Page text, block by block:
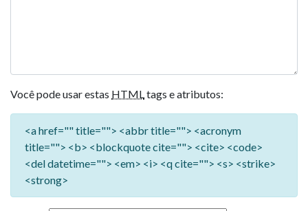
Você pode usar estas HTMLtags e atributos:
<a href="" title=""> <abbr title=""> <acronym
title=""> <b> <blockquote cite=""> <cite> <code>
<del datetime=""> <em> <i> <q cite=""> <s> <strike>
<strong>